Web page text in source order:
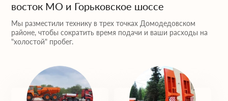
восток МО и Горьковское шоссе
Мы разместили технику в трех точках Домодедовском
районе, чтобы сократить время подачи и ваши расходы на
"холостой" пробег.